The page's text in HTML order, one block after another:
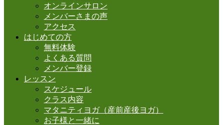
オンラインサロン
メンバーさまの声
アクセス
はじめての方
無料体験
よくある質問
メンバー登録
レッスン
スケジュール
クラス内容
マタニティヨガ（産前産後ヨガ）
お子様と一緒に